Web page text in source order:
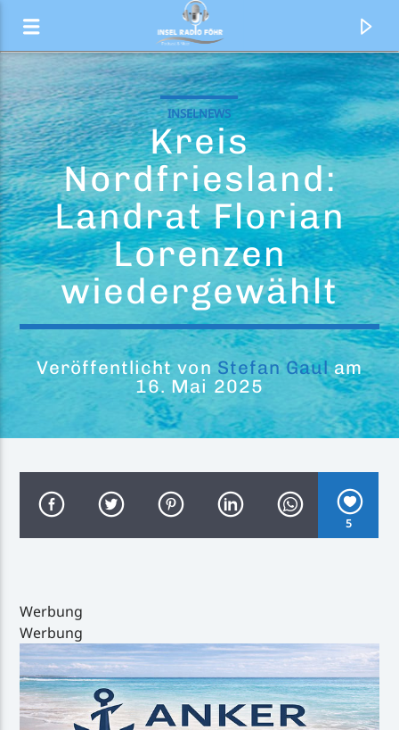
Vem Dancar Kuduro
Lucenzo Feat. Big Ali
Inselradio Föhr
INSELNEWS
Kreis
Nordfriesland:
Landrat Florian
Lorenzen
wiedergewählt
Veröffentlicht von Stefan Gaulam
16. Mai 2025
5
Werbung
Werbung